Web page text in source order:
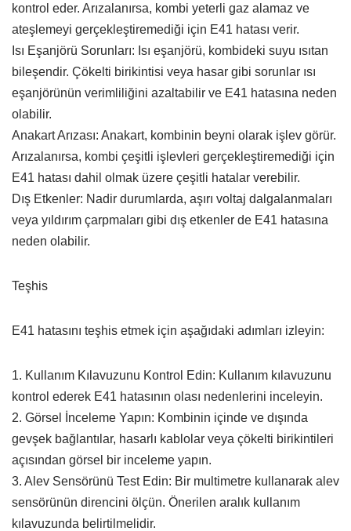
kontrol eder. Arızalanırsa, kombi yeterli gaz alamaz ve
ateşlemeyi gerçekleştiremediği için E41 hatası verir.
Isı Eşanjörü Sorunları: Isı eşanjörü, kombideki suyu ısıtan
bileşendir. Çökelti birikintisi veya hasar gibi sorunlar ısı
eşanjörünün verimliliğini azaltabilir ve E41 hatasına neden
olabilir.
Anakart Arızası: Anakart, kombinin beyni olarak işlev görür.
Arızalanırsa, kombi çeşitli işlevleri gerçekleştiremediği için
E41 hatası dahil olmak üzere çeşitli hatalar verebilir.
Dış Etkenler: Nadir durumlarda, aşırı voltaj dalgalanmaları
veya yıldırım çarpmaları gibi dış etkenler de E41 hatasına
neden olabilir.
Teşhis
E41 hatasını teşhis etmek için aşağıdaki adımları izleyin:
1. Kullanım Kılavuzunu Kontrol Edin: Kullanım kılavuzunu
kontrol ederek E41 hatasının olası nedenlerini inceleyin.
2. Görsel İnceleme Yapın: Kombinin içinde ve dışında
gevşek bağlantılar, hasarlı kablolar veya çökelti birikintileri
açısından görsel bir inceleme yapın.
3. Alev Sensörünü Test Edin: Bir multimetre kullanarak alev
sensörünün direncini ölçün. Önerilen aralık kullanım
kılavuzunda belirtilmelidir.